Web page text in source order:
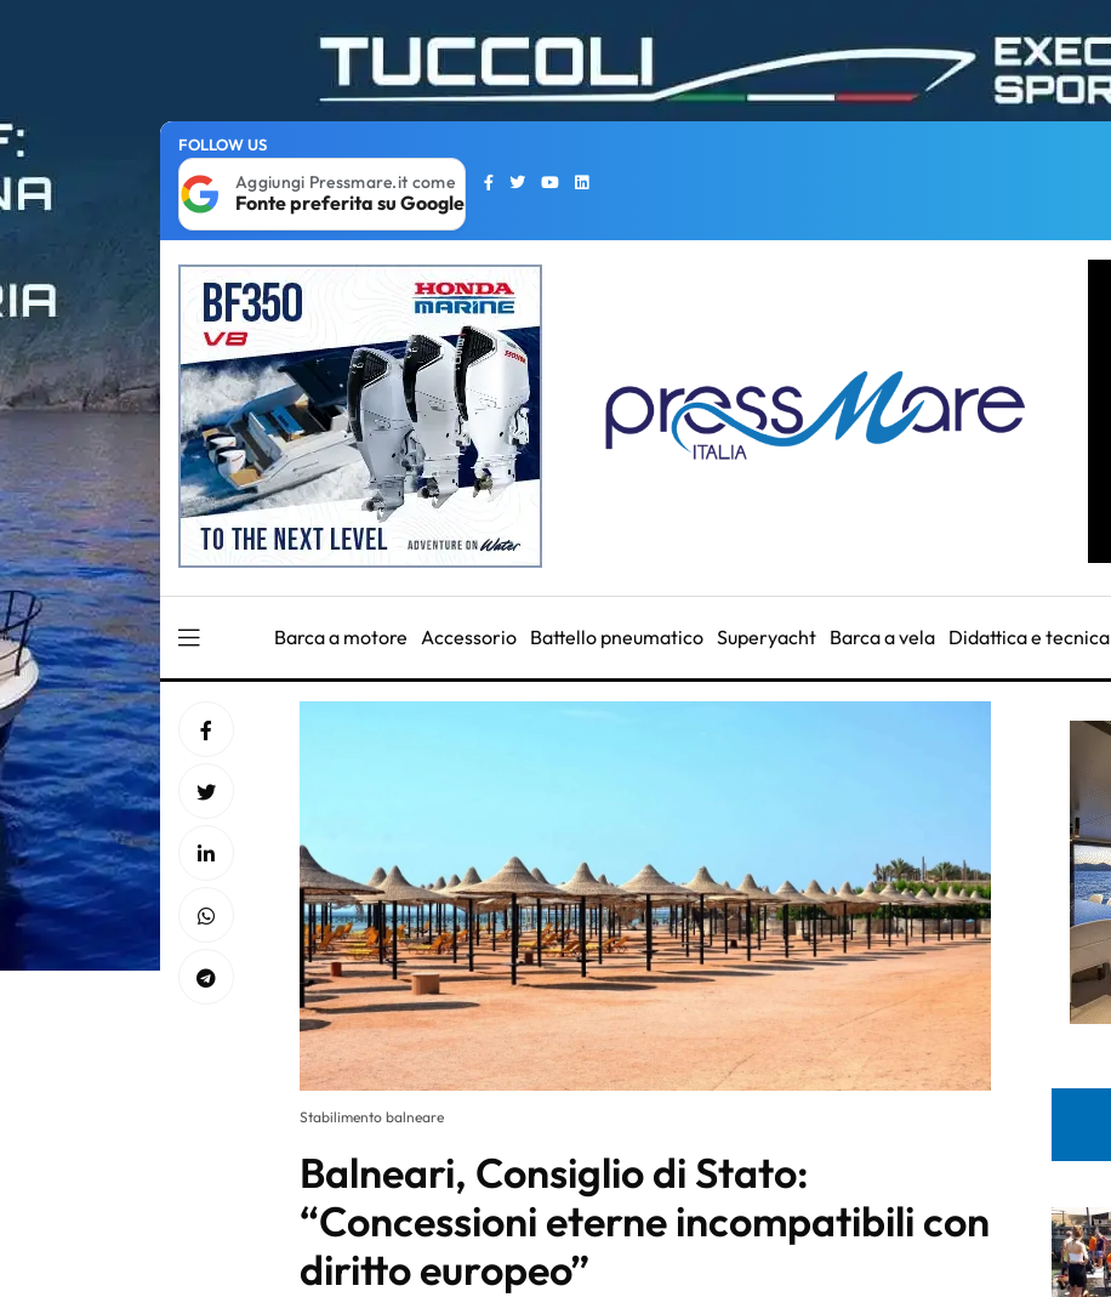
FOLLOW US
Aggiungi Pressmare.it come
Fonte preferita su Google
Barca a motore Accessorio Battello pneumatico Superyacht Barca a vela Didattica e tecnica
Stabilimento balneare
Balneari, Consiglio di Stato:
“Concessioni eterne incompatibili con
diritto europeo”